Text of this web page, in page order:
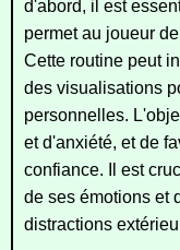
d'abord, il est
permet au joueur
Cette routine peut
des visualisations
personnelles.
et d'anxiété, et de
confiance. Il est
de ses émotions et
distractions